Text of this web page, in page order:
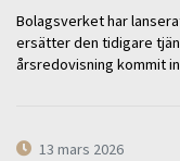
Bolagsverket har
ersätter den tidigare
årsredovisning kommit
13 mars 2026